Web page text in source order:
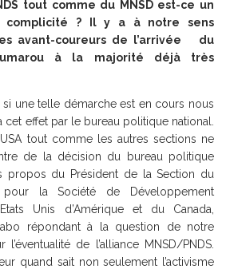
tout comme du MNSD est-ce un
complicité ? Il y a à notre sens
avant-coureurs de l’arrivée du
à la majorité déjà très
une telle démarche est en cours nous
cet effet par le bureau politique national.
USA tout comme les autres sections ne
de la décision du bureau politique
propos du Président de la Section du
pour la Société de Développement
Unis d’Amérique et du Canada,
répondant à la question de notre
de l’alliance MNSD/PNDS.
quand sait non seulement l’activisme